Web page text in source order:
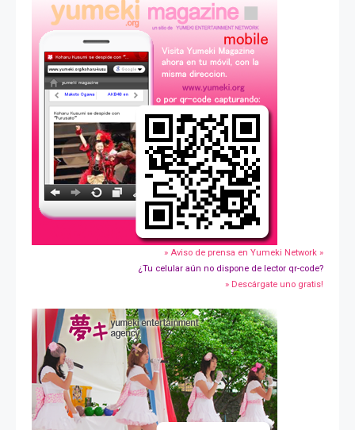
» Aviso de prensa en Yumeki Network »
¿Tu celular aún no dispone de lector qr-code?
» Descárgate uno gratis!